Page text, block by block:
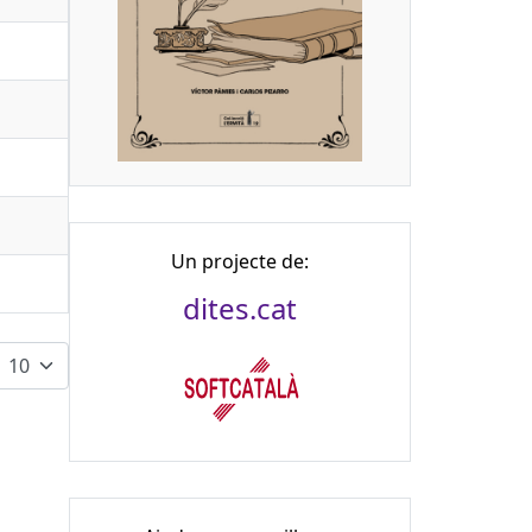
Un projecte de:
dites.cat